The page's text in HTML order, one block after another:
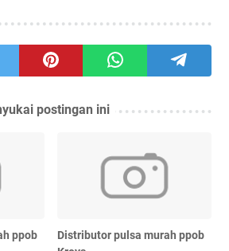
postingan ini
ppob
Distributor pulsa murah ppob